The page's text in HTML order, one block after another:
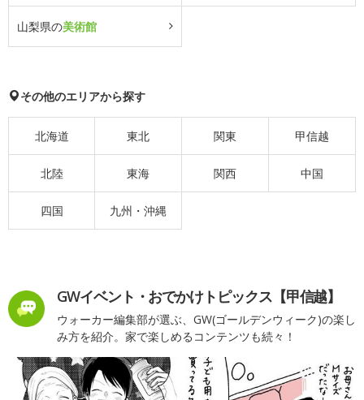
山梨県の美術館
その他のエリアから探す
北海道 東北 関東 甲信越
北陸 東海 関西 中国
四国 九州・沖縄
GWイベント・おでかけトピックス【甲信越】
ウォーカー編集部が選ぶ、GW(ゴールデンウィーク)の楽し
み方を紹介。家で楽しめるコンテンツも続々！